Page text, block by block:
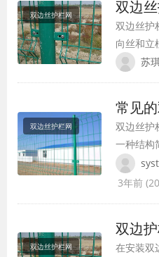
双边丝护栏网 双边
双边丝护
向丝和立
栏网已成
苏
双边丝护栏网
常见
双边丝护
一种结构
品。该产
成，经镀
3年前
双边丝护栏网
双边
在安装双